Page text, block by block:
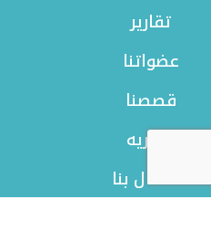
تقارير
عضواتنا
قصصنا
بورتريه
الاتصال بنا